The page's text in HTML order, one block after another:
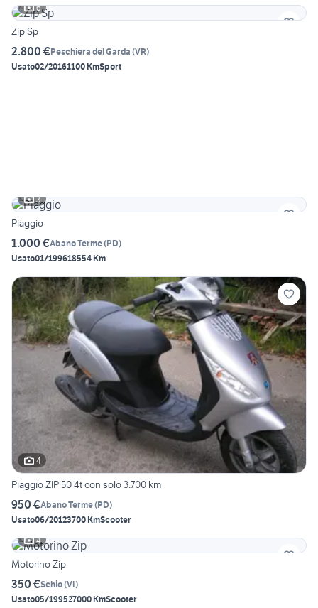
6
Zip Sp
2.800 €Peschiera del Garda (VR)
Usato02/20161100 KmSport
3
Piaggio
1.000 €Abano Terme(PD)
Usato01/199618554 Km
4
Piaggio ZIP 50 4t con solo 3.700 km
950 €Abano Terme(PD)
Usato06/20123700 KmScooter
4
Motorino Zip
350 €Schio(VI)
Usato05/199527000 KmScooter